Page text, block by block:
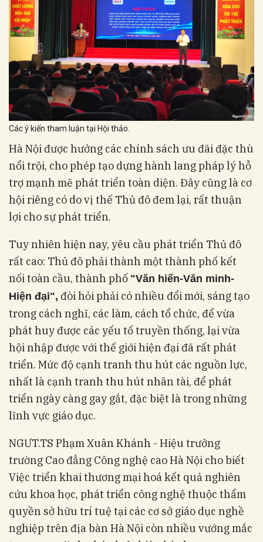
Các ý kiến tham luận tại Hội thảo.
Hà Nội được hưởng các chính sách ưu đãi đặc thù
nổi trội, cho phép tạo dựng hành lang pháp lý hỗ
trợ mạnh mẽ phát triển toàn diện. Đây cũng là cơ
hội riêng có do vị thế Thủ đô đem lại, rất thuận
lợi cho sự phát triển.
Tuy nhiên hiện nay, yêu cầu phát triển Thủ đô
rất cao: Thủ đô phải thành một thành phố kết
nối toàn cầu, thành phố "Văn hiến-Văn minh-
Hiện đại", đòi hỏi phải có nhiều đổi mới, sáng tạo
trong cách nghĩ, các làm, cách tổ chức, để vừa
phát huy được các yếu tố truyền thống, lại vừa
hội nhập được với thế giới hiện đại đã rất phát
triển. Mức độ cạnh tranh thu hút các nguồn lực,
nhất là cạnh tranh thu hút nhân tài, để phát
triển ngày càng gay gắt, đặc biệt là trong những
lĩnh vực giáo dục.
NGƯT.TS Phạm Xuân Khánh - Hiệu trưởng
trường Cao đẳng Công nghệ cao Hà Nội cho biết
Việc triển khai thương mại hoá kết quả nghiên
cứu khoa học, phát triển công nghệ thuộc thẩm
quyền sở hữu trí tuệ tại các cơ sở giáo dục nghề
nghiệp trên địa bàn Hà Nội còn nhiều vướng mắc